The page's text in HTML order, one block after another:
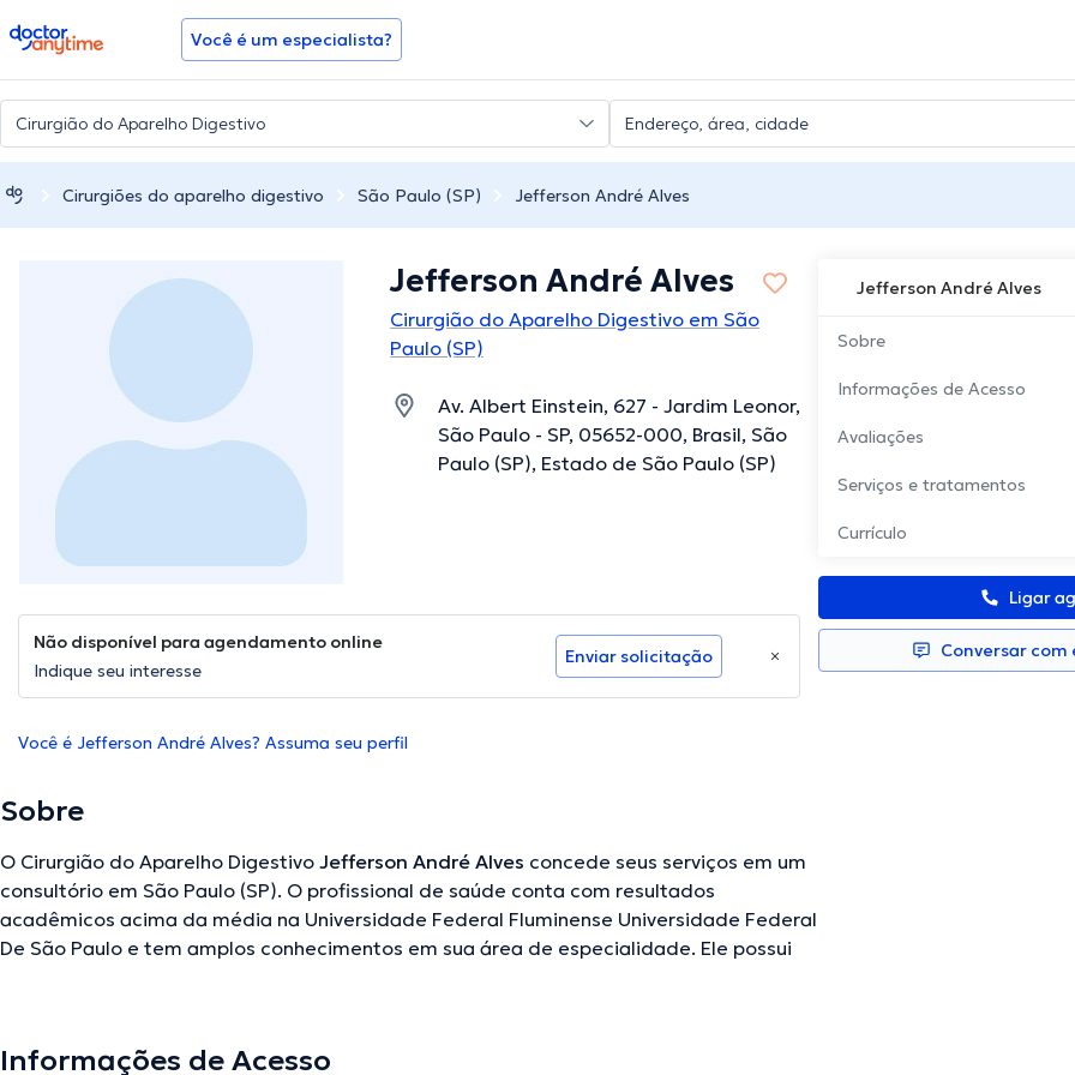
doctoranytime Você é um especialista?
Cirurgiões do aparelho digestivo São Paulo (SP) Jefferson André Alves
Jefferson André Alves
Sobre
Informações de Acesso
Avaliações
Serviços e tratamentos
Currículo
Ligar
Conversar com
Jefferson André Alves
Cirurgião do Aparelho Digestivo em São
Paulo (SP)
Av. Albert Einstein, 627 - Jardim Leonor,
São Paulo - SP, 05652-000, Brasil, São
Paulo (SP), Estado de São Paulo (SP)
Não disponível para agendamento online
Indique seu interesse
Enviar solicitação
Você é Jefferson André Alves? Assuma seu perfil
Sobre
O Cirurgião do Aparelho Digestivo Jefferson André Alves concede seus serviços em um
consultório em São Paulo (SP). O profissional de saúde conta com resultados
acadêmicos acima da média na Universidade Federal Fluminense Universidade Federal
De São Paulo e tem amplos conhecimentos em sua área de especialidade. Ele possui
de especialização e já produziu relevantes artigos. A consulta pode ser realizada Inglês.
Informações de Acesso